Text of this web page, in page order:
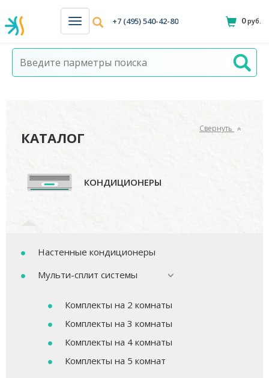
Н
а
в
и
+7 (495) 540-42-80 0руб.
КАТАЛОГ
Свернуть
КОНДИЦИОНЕРЫ
Настенные кондиционеры
Мульти-сплит системы
Комплекты на 2 комнаты
Комплекты на 3 комнаты
Комплекты на 4 комнаты
Комплекты на 5 комнат